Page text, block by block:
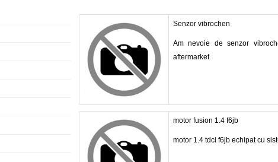
Senzor vibrochen
Am nevoie de senzor
aftermarket
motor fusion 1.4 f6jb
motor 1.4 tdci f6jb echipat cu